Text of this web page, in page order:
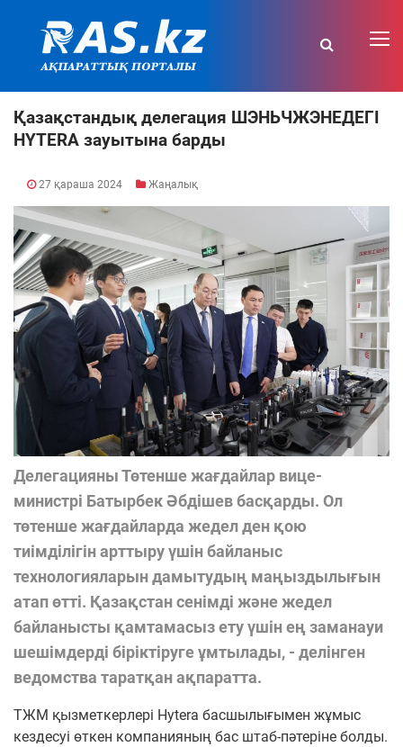
Қазақстандық делегация ШЭНЬЧЖЭНЕДЕГІ
HYTERA зауытына барды
27 қараша 2024 Жаңалық
Делегацияны Төтенше жағдайлар вице-
министрі Батырбек Әбдішев басқарды. Ол
төтенше жағдайларда жедел ден қою
тиімділігін арттыру үшін байланыс
технологияларын дамытудың маңыздылығын
атап өтті. Қазақстан сенімді және жедел
байланысты қамтамасыз ету үшін ең заманауи
шешімдерді біріктіруге ұмтылады, - делінген
ведомства таратқан ақпаратта.
ТЖМ қызметкерлері Hytera басшылығымен жұмыс
кездесуі өткен компанияның бас штаб-пәтеріне болды.